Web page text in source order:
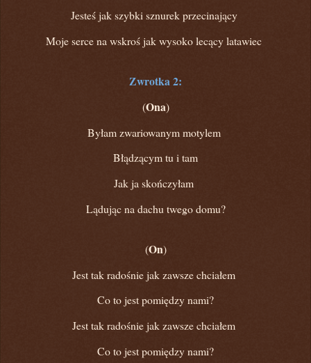
Jesteś jak szybki sznurek przecinający
Moje serce na wskroś jak wysoko lecący latawiec
Zwrotka 2:
(Ona)
Byłam zwariowanym motylem
Błądzącym tu i tam
Jak ja skończyłam
Lądując na dachu twego domu?
(On)
Jest tak radośnie jak zawsze chciałem
Co to jest pomiędzy nami?
Jest tak radośnie jak zawsze chciałem
Co to jest pomiędzy nami?